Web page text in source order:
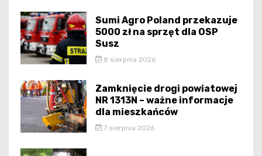
Sumi Agro Poland przekazuje
5000 zł na sprzęt dla OSP
Susz
8 sierpnia 2026
Zamknięcie drogi powiatowej
NR 1313N – ważne informacje
dla mieszkańców
7 sierpnia 2026